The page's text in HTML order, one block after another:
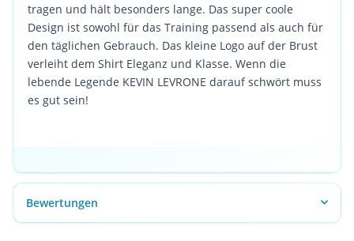
tragen und hält besonders lange. Das super coole
Design ist sowohl für das Training passend als auch für
den täglichen Gebrauch. Das kleine Logo auf der Brust
verleiht dem Shirt Eleganz und Klasse. Wenn die
lebende Legende KEVIN LEVRONE darauf schwört muss
es gut sein!
Bewertungen